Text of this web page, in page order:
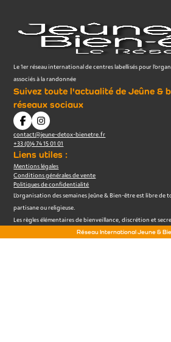
Le 1er réseau international de centres labellisés pour
associés à la randonnée
Suivez toute l'actualité de Jeûne &
réseaux sociaux
contact@jeune-detox-bienetre.fr
+33 (0)4 74 15 01 01
Liens utiles :
Mentions légales
Conditions générales de vente
Politiques de confidentialité
L’organisation des semaines Jeûne & Bien-être est libre
partisane ou religieuse.
Les règles élémentaires de bienveillance, discrétion et
Réseau International Jeune &